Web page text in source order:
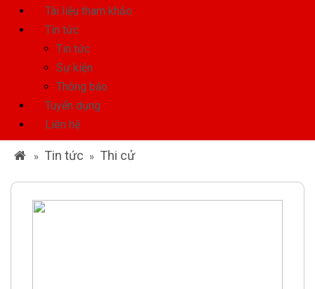
Tài liệu tham khảo
Tin tức
Tin tức
Sự kiện
Thông báo
Tuyển dụng
Liên hệ
» Tin tức » Thi cử